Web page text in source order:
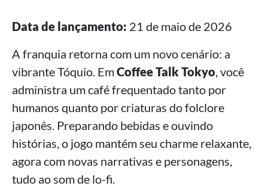
Data de lançamento: 21 de maio de 2026
A franquia retorna com um novo cenário: a
vibrante Tóquio. EmCoffee Talk Tokyo, você
administra um café frequentado tanto por
humanos quanto por criaturas do folclore
japonês. Preparando bebidas e ouvindo
histórias, o jogo mantém seu charme relaxante,
agora com novas narrativas e personagens,
tudo ao som de lo-fi.